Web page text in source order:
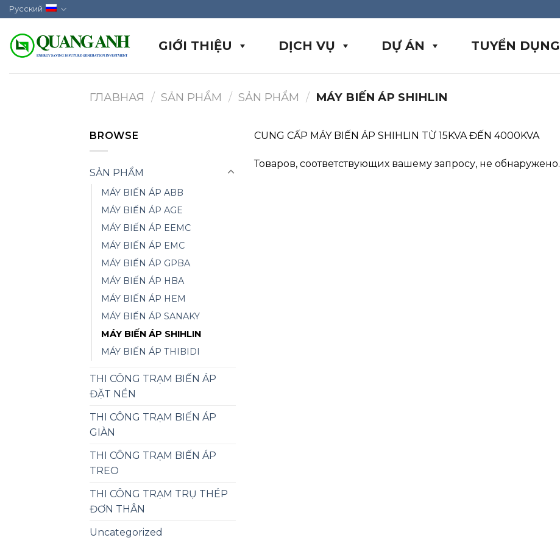
Skip
to
content
Русский
GIỚI THIỆU DỊCH VỤ DỰ ÁN TUYỂN DỤNG
ГЛАВНАЯ / SẢN PHẨM / SẢN PHẨM / MÁY BIẾN ÁP SHIHLIN
BROWSE
SẢN PHẨM
MÁY BIẾN ÁP ABB
MÁY BIẾN ÁP AGE
MÁY BIẾN ÁP EEMC
MÁY BIẾN ÁP EMC
MÁY BIẾN ÁP GPBA
MÁY BIẾN ÁP HBA
MÁY BIẾN ÁP HEM
MÁY BIẾN ÁP SANAKY
MÁY BIẾN ÁP SHIHLIN
MÁY BIẾN ÁP THIBIDI
THI CÔNG TRẠM BIẾN ÁP
ĐẶT NỀN
THI CÔNG TRẠM BIẾN ÁP
GIÀN
THI CÔNG TRẠM BIẾN ÁP
TREO
THI CÔNG TRẠM TRỤ THÉP
ĐƠN THÂN
Uncategorized
CUNG CẤP MÁY BIẾN ÁP SHIHLIN TỪ 15KVA ĐẾN 4000KVA
Товаров, соответствующих вашему запросу, не обнаружено.